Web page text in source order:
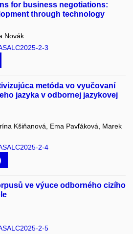
for business negotiations:
through technology
Novák
2-3
metóda vo vyučovaní
jazyka v odbornej jazykovej
Kšiňanová, Ema Pavľáková, Marek
2-4
ve výuce odborného cizího
2-5